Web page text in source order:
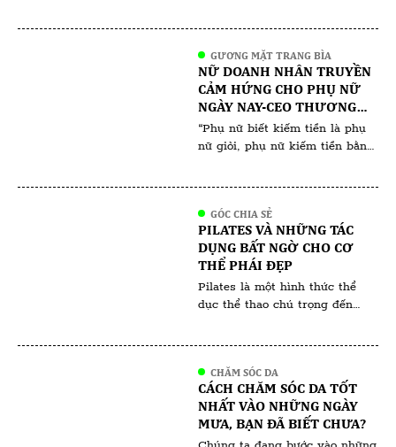
về chất lượng cũng như y tế ở
dưới mức trung bình,
FASTHETIC101 nổi lên như một
hiện tượng mới, thay đổi mạnh
mẽ ngành […]
GƯƠNG MẶT TRANG BÌA
NỮ DOANH NHÂN TRUYỀN
CẢM HỨNG CHO PHỤ NỮ
NGÀY NAY-CEO THƯƠNG
HIỆU MỸ PHẨM CAO CẤP
DR.MISHIN LÊ THỊ YẾN
“Phụ nữ biết kiếm tiền là phụ
nữ giỏi, phụ nữ kiếm tiền bằng
thân trở nên xinh đẹp mới là
phụ nữ đáng ngưỡng mộ!”
Doanh nhân Lê Thị Yến Oanh
từng chia sẻ. Hiểu […]
GÓC CHIA SẺ
PILATES VÀ NHỮNG TÁC
DỤNG BẤT NGỜ CHO CƠ
THỂ PHÁI ĐẸP
Pilates là một hình thức thể
dục thể thao chú trọng đến
thế khá giống với bộ môn Yoga
nhưng chúng vẫn có nhiều đặc
điểm khác nhau. Pilates được
mọi người và cả […]
CHĂM SÓC DA
CÁCH CHĂM SÓC DA TỐT
NHẤT VÀO NHỮNG NGÀY
MƯA, BẠN ĐÃ BIẾT CHƯA?